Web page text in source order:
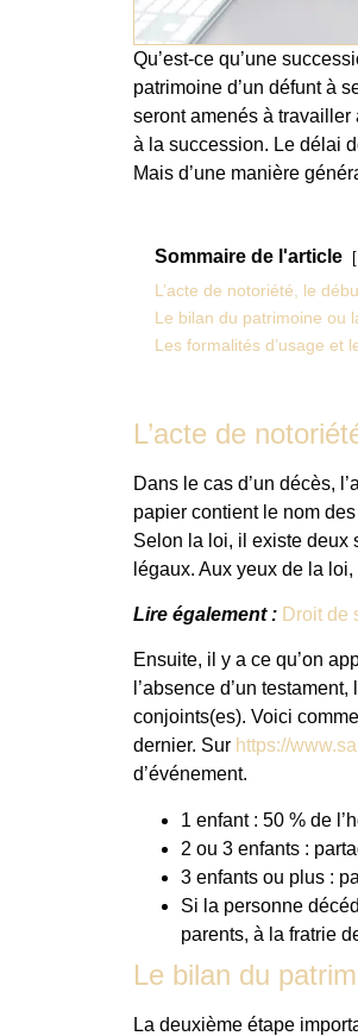
Qu’est-ce qu’une
patrimoine d’un défunt à
seront amenés à
à la succession. Le délai
Mais d’une manière
Sommaire de l'article
L’acte de notoriété, le
Le bilan du patrimoine ou
Les formalités d’usage et
L’acte de
Dans le cas d’un décès,
papier contient le nom
Selon la loi, il existe deux
légaux. Aux yeux de la
Lire également : Droit de
Ensuite, il y a ce qu’on
l’absence d’un
conjoints(es). Voici
dernier. Sur https://
d’événement.
1 enfant : 50 % de
2 ou 3 enfants :
3 enfants ou plus :
Si la personne
parents, à la fratrie
Le bilan du
La deuxième étape